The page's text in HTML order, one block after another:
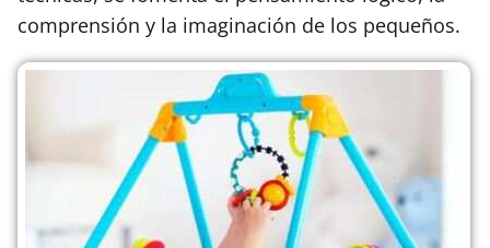
comprensión y la imaginación de los pequeños.